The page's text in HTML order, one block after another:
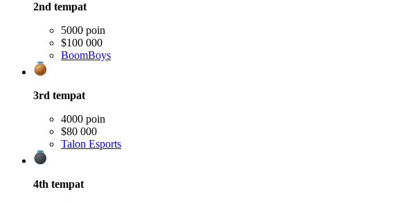
2nd tempat
5000 poin
$100 000
BoomBoys
3rd tempat
4000 poin
$80 000
Talon Esports
4th tempat